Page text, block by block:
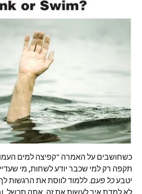
כשחושבים על האמרה "קפיצה למים
תקפה רק למי שכבר יודע לשחות, מי
יטבעכל פעם. ללמוד לווסת את הרגשות
לא למדת איך לעשות את זה, אתה תכשל,